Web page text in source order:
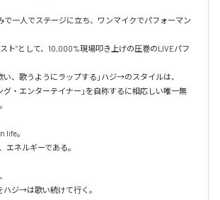
で一人でステージに立ち、ワンマイクでパフォーマン
ト”として、10,000%現場叩き上げの圧巻のLIVEパフ
い、歌うようにラップする」ハジ→のスタイルは、
グ・エンターテイナー」を自称するに相応しい唯一無
life。
エネルギーである。